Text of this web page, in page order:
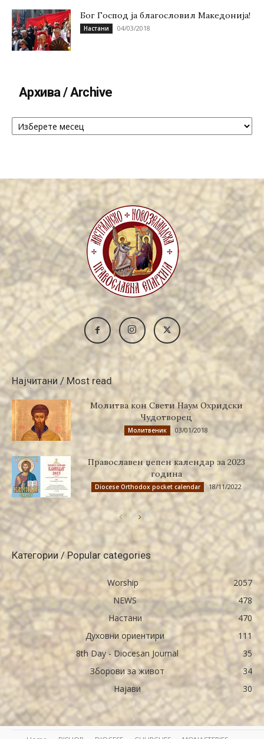
Бог Господ ја благословил Македонија!
Настани 04/03/2018
Архива / Archive
Архива
Најчитани / Most read
Молитва кон Свети Наум Охридски
Чудотворец
Молитвеник 03/01/2018
Православен џепен календар за 2023
година
Diocese Orthodox pocket calendar 18/11/2022
Категории / Popular categories
Worship
2057
NEWS
478
Настани
470
Духовни ориентири
111
8th Day - Diocesan Journal
35
Зборови за живот
34
Најави
30